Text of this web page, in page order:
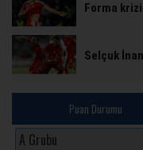
Forma
Selçuk
Puan Durumu